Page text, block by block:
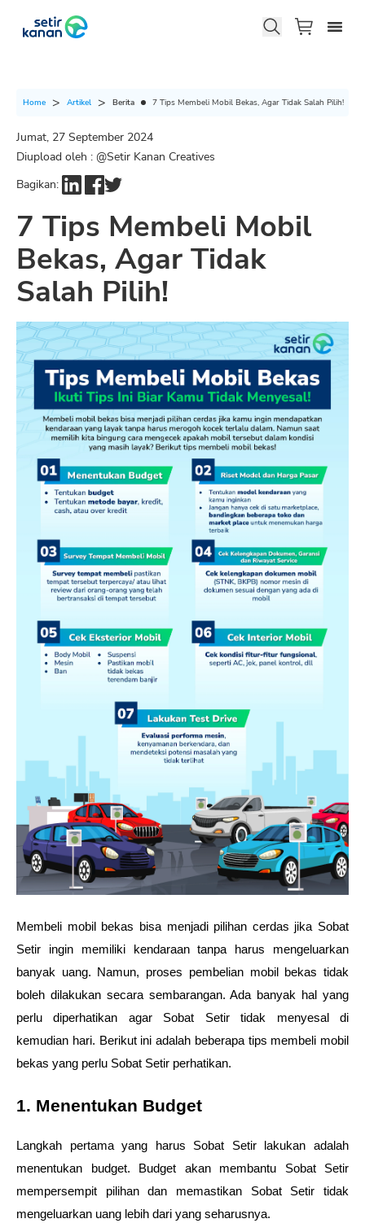
Home Artikel Berita 7 Tips Membeli Mobil Bekas, Agar Tidak Salah Pilih!
Jumat, 27 September 2024
Diupload oleh : @Setir Kanan Creatives
Bagikan:
7 Tips Membeli Mobil
Bekas, Agar Tidak
Salah Pilih!
Membeli mobil bekas bisa menjadi pilihan cerdas jika Sobat
Setir ingin memiliki kendaraan tanpa harus mengeluarkan
banyak uang. Namun, proses pembelian mobil bekas tidak
boleh dilakukan secara sembarangan. Ada banyak hal yang
perlu diperhatikan agar Sobat Setir tidak menyesal di
kemudian hari. Berikut ini adalah beberapa tips membeli mobil
bekas yang perlu Sobat Setir perhatikan.
1. Menentukan Budget
Langkah pertama yang harus Sobat Setir lakukan adalah
menentukan budget. Budget akan membantu Sobat Setir
mempersempit pilihan dan memastikan Sobat Setir tidak
mengeluarkan uang lebih dari yang seharusnya.